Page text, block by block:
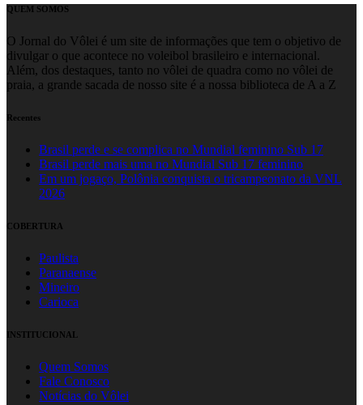
QUEM SOMOS
O Jornal do Vôlei é um site de informações que tem o objetivo de
divulgar o que acontece no voleibol brasileiro e internacional.
Além, dos destaques, tanto no vôlei de quadra como no vôlei de
praia, a grande sacada de nosso site é a nossa biblioteca de A a Z
Recentes
Brasil perde e se complica no Mundial feminino Sub 17
Brasil perde mais uma no Mundial Sub 17 feminino
Em um jogaço, Polônia conquista o tricampeonato da VNL
2026
COBERTURA
Paulista
Paranaense
Mineiro
Carioca
INSTITUCIONAL
Quem Somos
Fale Conosco
Notícias do Vôlei